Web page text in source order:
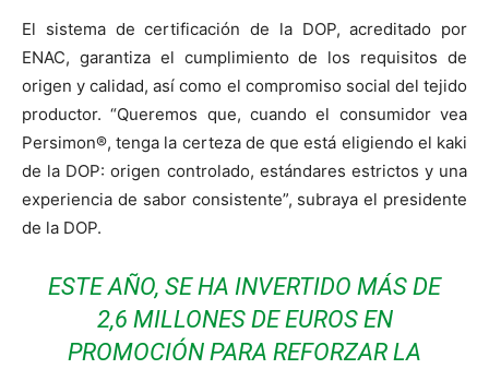
El sistema de certificación de la DOP, acreditado por
ENAC, garantiza el cumplimiento de los requisitos de
origen y calidad, así como el compromiso social del tejido
productor. “Queremos que, cuando el consumidor vea
Persimon®, tenga la certeza de que está eligiendo el kaki
de la DOP: origen controlado, estándares estrictos y una
experiencia de sabor consistente”, subraya el presidente
de la DOP.
ESTE AÑO, SE HA INVERTIDO MÁS DE
2,6 MILLONES DE EUROS EN
PROMOCIÓN PARA REFORZAR LA